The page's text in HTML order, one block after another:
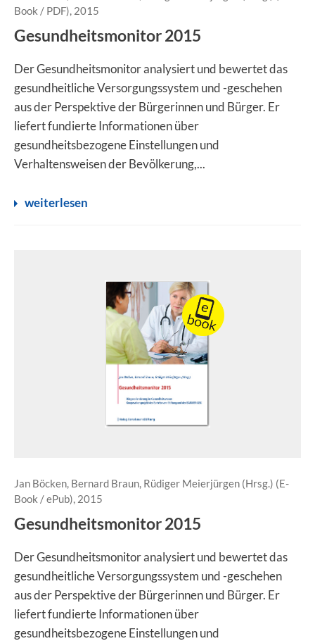
Book / PDF), 2015
Gesundheitsmonitor 2015
Der Gesundheitsmonitor analysiert und bewertet das
gesundheitliche Versorgungssystem und -geschehen
aus der Perspektive der Bürgerinnen und Bürger. Er
liefert fundierte Informationen über
gesundheitsbezogene Einstellungen und
Verhaltensweisen der Bevölkerung,...
weiterlesen
Jan Böcken, Bernard Braun, Rüdiger Meierjürgen (Hrsg.) (E-
Book / ePub), 2015
Gesundheitsmonitor 2015
Der Gesundheitsmonitor analysiert und bewertet das
gesundheitliche Versorgungssystem und -geschehen
aus der Perspektive der Bürgerinnen und Bürger. Er
liefert fundierte Informationen über
gesundheitsbezogene Einstellungen und